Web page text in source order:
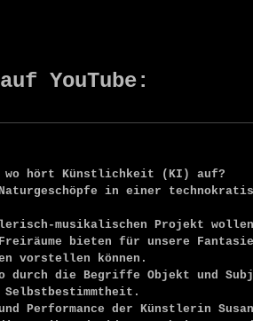
YouTube:
hört Künstlichkeit (KI) auf?
in einer
musikalischen Projekt
bieten für unsere
vorstellen können.
die Begriffe Objekt und
Selbstbestimmtheit.
Performance der Künstlerin